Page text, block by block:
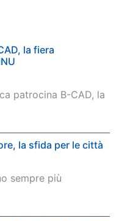
la fiera
patrocina B-CAD, la
la sfida per le città
sempre più